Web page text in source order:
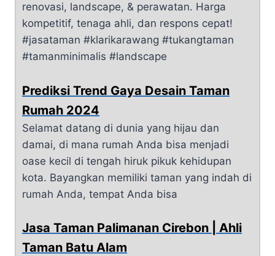
renovasi, landscape, & perawatan. Harga
kompetitif, tenaga ahli, dan respons cepat!
#jasataman #klarikarawang #tukangtaman
#tamanminimalis #landscape
Prediksi Trend Gaya Desain Taman
Rumah 2024
Selamat datang di dunia yang hijau dan
damai, di mana rumah Anda bisa menjadi
oase kecil di tengah hiruk pikuk kehidupan
kota. Bayangkan memiliki taman yang indah di
rumah Anda, tempat Anda bisa
Jasa Taman Palimanan Cirebon | Ahli
Taman Batu Alam